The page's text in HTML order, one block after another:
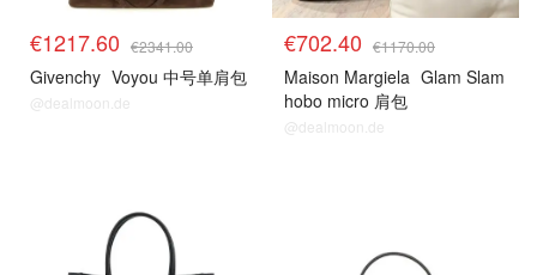
€1217.60 €2341.00
Givenchy Voyou 中号单肩包
@dealmoon.de
€702.40 €1170.00
Maison Margiela Glam Slam
hobo micro 肩包
@dealmoon.de